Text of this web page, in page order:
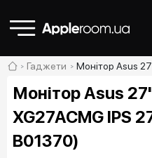
Гаджети Монітор Asus
Монітор Asus
XG27ACMG IPS
B01370)